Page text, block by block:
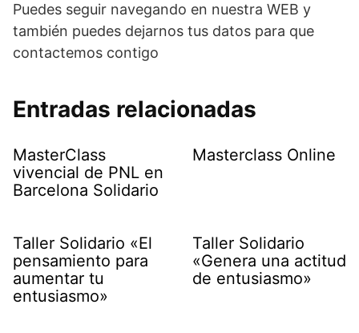
Puedes seguir navegando en nuestra WEB y
también puedes dejarnos tus datos para que
contactemos contigo
Entradas relacionadas
MasterClass
vivencial de PNL en
Barcelona Solidario
Masterclass Online
Taller Solidario «El
pensamiento para
aumentar tu
entusiasmo»
Taller Solidario
«Genera una actitud
de entusiasmo»